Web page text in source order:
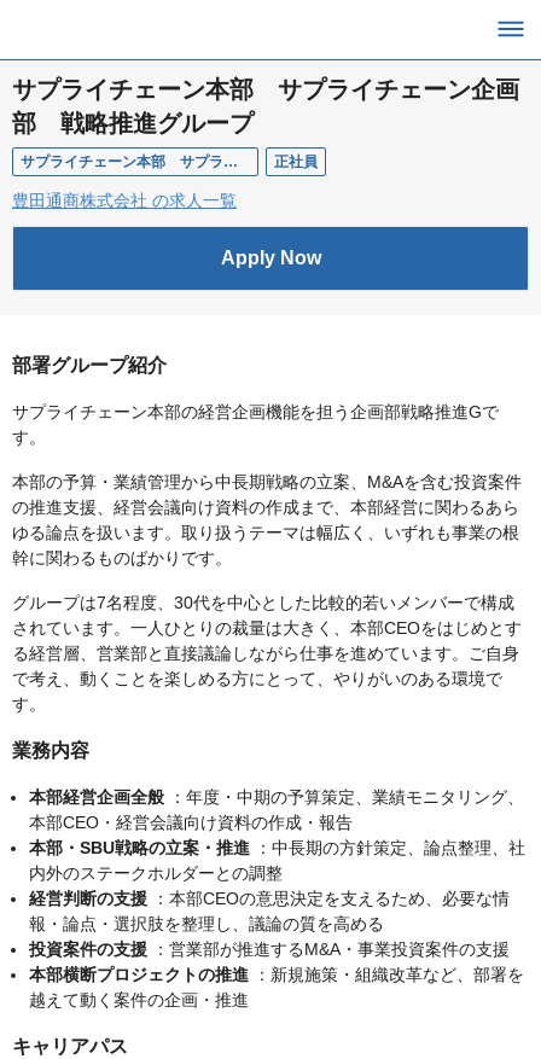
サプライチェーン本部 サプライチェーン企画
部 戦略推進グループ
サプライチェーン本部 サプライチェーン企画部 戦略推進グループ 正社員
豊田通商株式会社 の求人一覧
Apply Now
部署グループ紹介
サプライチェーン本部の経営企画機能を担う企画部戦略推進Gで
す。
本部の予算・業績管理から中長期戦略の立案、M&Aを含む投資案件
の推進支援、経営会議向け資料の作成まで、本部経営に関わるあら
ゆる論点を扱います。取り扱うテーマは幅広く、いずれも事業の根
幹に関わるものばかりです。
グループは7名程度、30代を中心とした比較的若いメンバーで構成
されています。一人ひとりの裁量は大きく、本部CEOをはじめとす
る経営層、営業部と直接議論しながら仕事を進めています。ご自身
で考え、動くことを楽しめる方にとって、やりがいのある環境で
す。
業務内容
本部経営企画全般 ：年度・中期の予算策定、業績モニタリング、
本部CEO・経営会議向け資料の作成・報告
本部・SBU戦略の立案・推進 ：中長期の方針策定、論点整理、社
内外のステークホルダーとの調整
経営判断の支援 ：本部CEOの意思決定を支えるため、必要な情
報・論点・選択肢を整理し、議論の質を高める
投資案件の支援 ：営業部が推進するM&A・事業投資案件の支援
本部横断プロジェクトの推進 ：新規施策・組織改革など、部署を
越えて動く案件の企画・推進
キャリアパス